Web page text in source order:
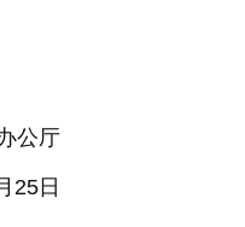
公厅
25日